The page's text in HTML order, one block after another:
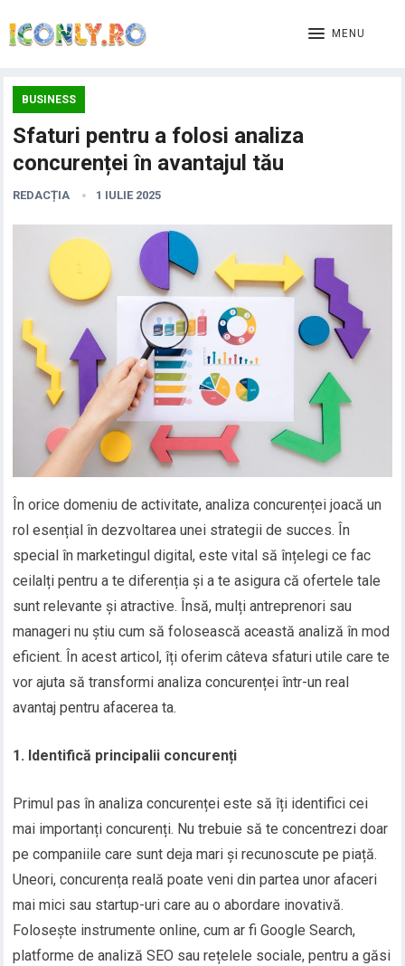
MENU
BUSINESS
Sfaturi pentru a folosi analiza
concurenței în avantajul tău
REDACȚIA 1 IULIE 2025
În orice domeniu de activitate, analiza concurenței joacă un
rol esențial în dezvoltarea unei strategii de succes. În
special în marketingul digital, este vital să înțelegi ce fac
ceilalți pentru a te diferenția și a te asigura că ofertele tale
sunt relevante și atractive. Însă, mulți antreprenori sau
manageri nu știu cum să folosească această analiză în mod
eficient. În acest articol, îți oferim câteva sfaturi utile care te
vor ajuta să transformi analiza concurenței într-un real
avantaj pentru afacerea ta.
1. Identifică principalii concurenți
Primul pas în analiza concurenței este să îți identifici cei
mai importanți concurenți. Nu trebuie să te concentrezi doar
pe companiile care sunt deja mari și recunoscute pe piață.
Uneori, concurența reală poate veni din partea unor afaceri
mai mici sau startup-uri care au o abordare inovativă.
Folosește instrumente online, cum ar fi Google Search,
platforme de analiză SEO sau rețelele sociale, pentru a găsi